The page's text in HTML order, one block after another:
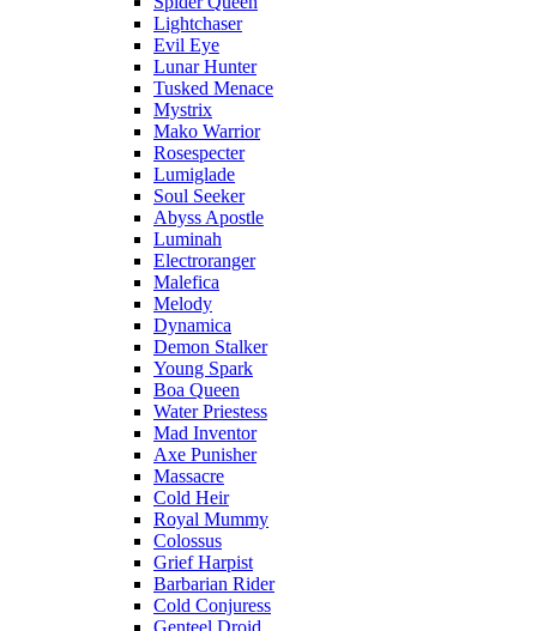
Lightchaser
Evil Eye
Lunar Hunter
Tusked Menace
Mystrix
Mako Warrior
Rosespecter
Lumiglade
Soul Seeker
Abyss Apostle
Luminah
Electroranger
Malefica
Melody
Dynamica
Demon Stalker
Young Spark
Boa Queen
Water Priestess
Mad Inventor
Axe Punisher
Massacre
Cold Heir
Royal Mummy
Colossus
Grief Harpist
Barbarian Rider
Cold Conjuress